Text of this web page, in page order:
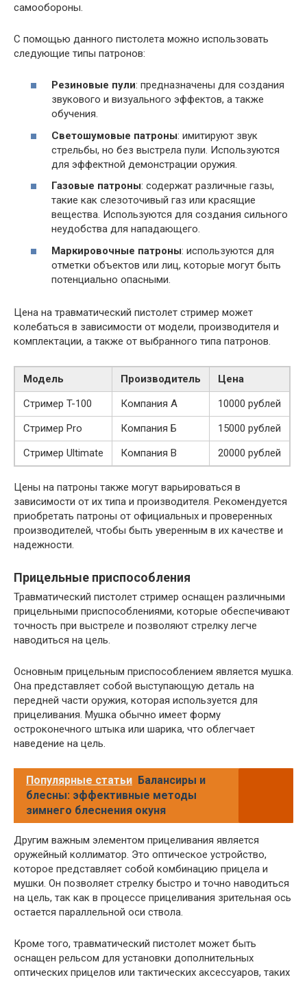
самообороны.
С помощью данного пистолета можно использовать
следующие типы патронов:
Резиновые пули: предназначены для создания
звукового и визуального эффектов, а также
обучения.
Светошумовые патроны: имитируют звук
стрельбы, но без выстрела пули. Используются
для эффектной демонстрации оружия.
Газовые патроны: содержат различные газы,
такие как слезоточивый газ или красящие
вещества. Используются для создания сильного
неудобства для нападающего.
Маркировочные патроны: используются для
отметки объектов или лиц, которые могут быть
потенциально опасными.
Цена на травматический пистолет стример может
колебаться в зависимости от модели, производителя и
комплектации, а также от выбранного типа патронов.
Модель Производитель
Цена
Стример T-100
Компания А
10000 рублей
Стример Pro
Компания Б
15000 рублей
Стример Ultimate
Компания В 20000 рублей
Цены на патроны также могут варьироваться в
зависимости от их типа и производителя. Рекомендуется
приобретать патроны от официальных и проверенных
производителей, чтобы быть уверенным в их качестве и
надежности.
Прицельные приспособления
Травматический пистолет стример оснащен различными
прицельными приспособлениями, которые обеспечивают
точность при выстреле и позволяют стрелку легче
наводиться на цель.
Основным прицельным приспособлением является мушка.
Она представляет собой выступающую деталь на
передней части оружия, которая используется для
прицеливания. Мушка обычно имеет форму
остроконечного штыка или шарика, что облегчает
наведение на цель.
Популярные статьи Балансиры и
блесны: эффективные методы
зимнего блеснения окуня
Другим важным элементом прицеливания является
оружейный коллиматор. Это оптическое устройство,
которое представляет собой комбинацию прицела и
мушки. Он позволяет стрелку быстро и точно наводиться
на цель, так как в процессе прицеливания зрительная ось
остается параллельной оси ствола.
Кроме того, травматический пистолет может быть
оснащен рельсом для установки дополнительных
оптических прицелов или тактических аксессуаров, таких